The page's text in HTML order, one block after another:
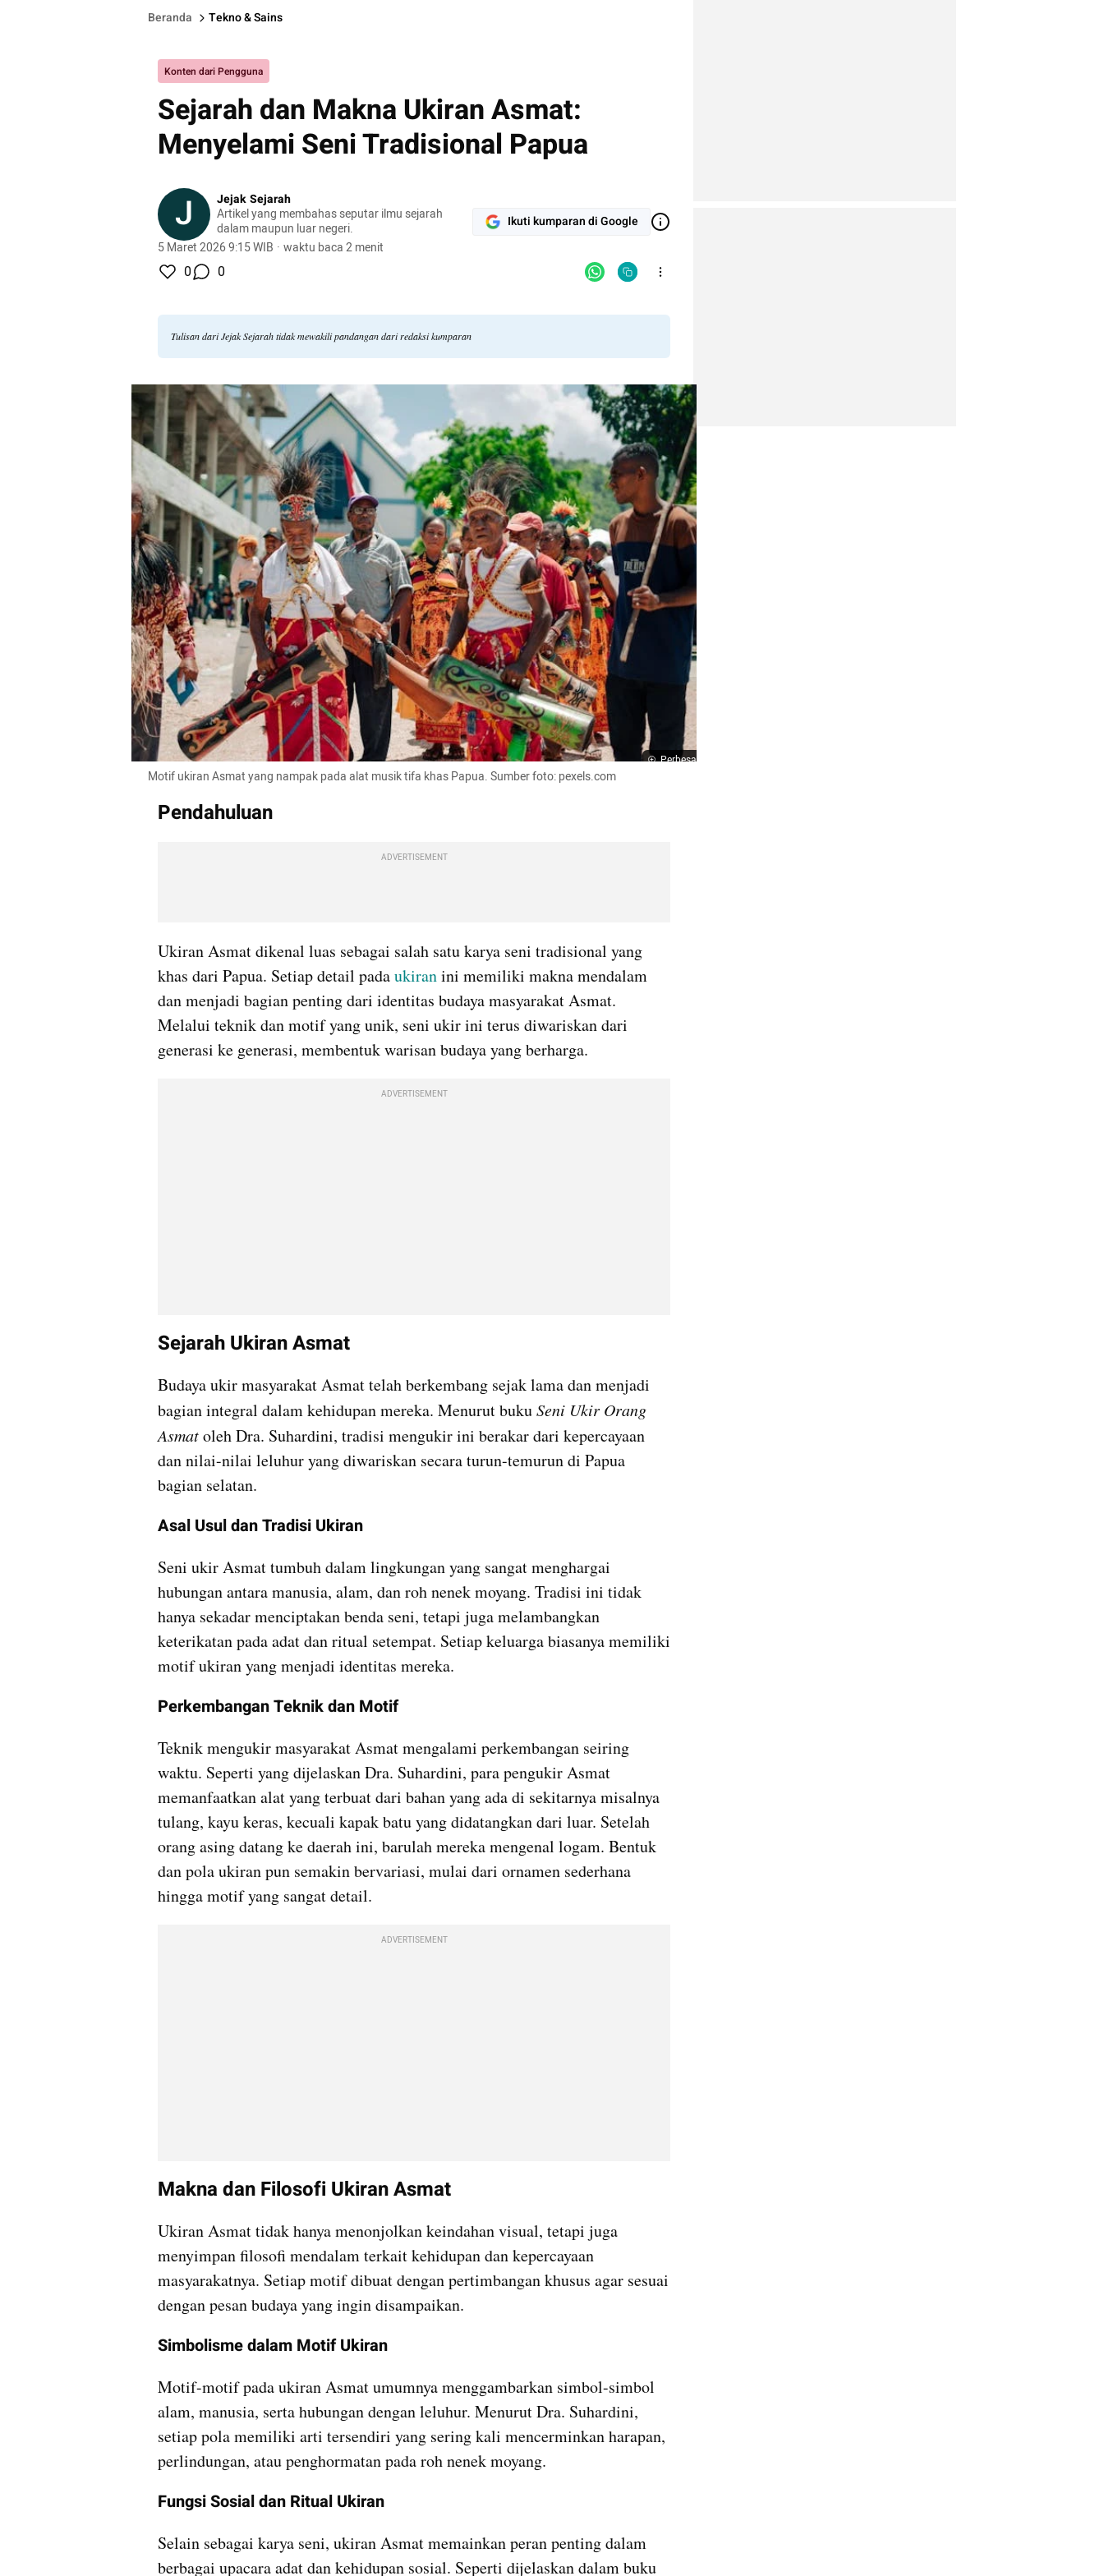
Beranda Tekno & Sains
Konten dari Pengguna
Sejarah dan Makna Ukiran Asmat:
Menyelami Seni Tradisional Papua
J
Jejak Sejarah
Artikel yang membahas seputar ilmu sejarah
dalam maupun luar negeri.
5 Maret 2026 9:15 WIB · waktu baca 2 menit
Ikuti kumparan di Google
0 0
Tulisan dari Jejak Sejarah tidak mewakili pandangan dari redaksi kumparan
Perbesar
Motif ukiran Asmat yang nampak pada alat musik tifa khas Papua. Sumber foto: pexels.com
Pendahuluan
ADVERTISEMENT
Ukiran Asmat dikenal luas sebagai salah satu karya seni tradisional yang
khas dari Papua. Setiap detail pada ukiran ini memiliki makna mendalam
dan menjadi bagian penting dari identitas budaya masyarakat Asmat.
Melalui teknik dan motif yang unik, seni ukir ini terus diwariskan dari
generasi ke generasi, membentuk warisan budaya yang berharga.
ADVERTISEMENT
Sejarah Ukiran Asmat
Budaya ukir masyarakat Asmat telah berkembang sejak lama dan menjadi
bagian integral dalam kehidupan mereka. Menurut buku Seni Ukir Orang
Asmat oleh Dra. Suhardini, tradisi mengukir ini berakar dari kepercayaan
dan nilai-nilai leluhur yang diwariskan secara turun-temurun di Papua
bagian selatan.
Asal Usul dan Tradisi Ukiran
Seni ukir Asmat tumbuh dalam lingkungan yang sangat menghargai
hubungan antara manusia, alam, dan roh nenek moyang. Tradisi ini tidak
hanya sekadar menciptakan benda seni, tetapi juga melambangkan
keterikatan pada adat dan ritual setempat. Setiap keluarga biasanya memiliki
motif ukiran yang menjadi identitas mereka.
Perkembangan Teknik dan Motif
Teknik mengukir masyarakat Asmat mengalami perkembangan seiring
waktu. Seperti yang dijelaskan Dra. Suhardini, para pengukir Asmat
memanfaatkan alat yang terbuat dari bahan yang ada di sekitarnya misalnya
tulang, kayu keras, kecuali kapak batu yang didatangkan dari luar. Setelah
orang asing datang ke daerah ini, barulah mereka mengenal logam. Bentuk
dan pola ukiran pun semakin bervariasi, mulai dari ornamen sederhana
hingga motif yang sangat detail.
ADVERTISEMENT
Makna dan Filosofi Ukiran Asmat
Ukiran Asmat tidak hanya menonjolkan keindahan visual, tetapi juga
menyimpan filosofi mendalam terkait kehidupan dan kepercayaan
masyarakatnya. Setiap motif dibuat dengan pertimbangan khusus agar sesuai
dengan pesan budaya yang ingin disampaikan.
Simbolisme dalam Motif Ukiran
Motif-motif pada ukiran Asmat umumnya menggambarkan simbol-simbol
alam, manusia, serta hubungan dengan leluhur. Menurut Dra. Suhardini,
setiap pola memiliki arti tersendiri yang sering kali mencerminkan harapan,
perlindungan, atau penghormatan pada roh nenek moyang.
Fungsi Sosial dan Ritual Ukiran
Selain sebagai karya seni, ukiran Asmat memainkan peran penting dalam